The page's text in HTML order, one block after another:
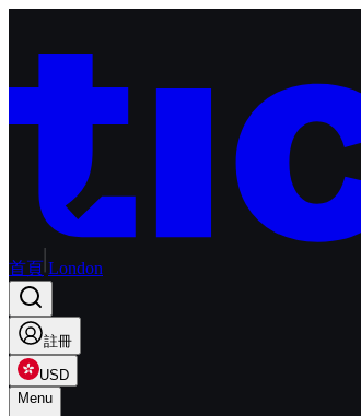
首頁 London
註冊
USD
Menu